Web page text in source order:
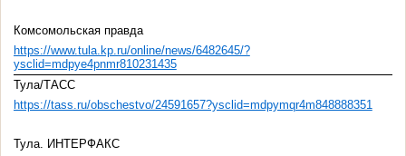
Комсомольская правда
https://www.tula.kp.ru/online/news/6482645/?
ysclid=mdpye4pnmr810231435
Тула/ТАСС
https://tass.ru/obschestvo/24591657?ysclid=mdpymqr4m848888351
Тула. ИНТЕРФАКС